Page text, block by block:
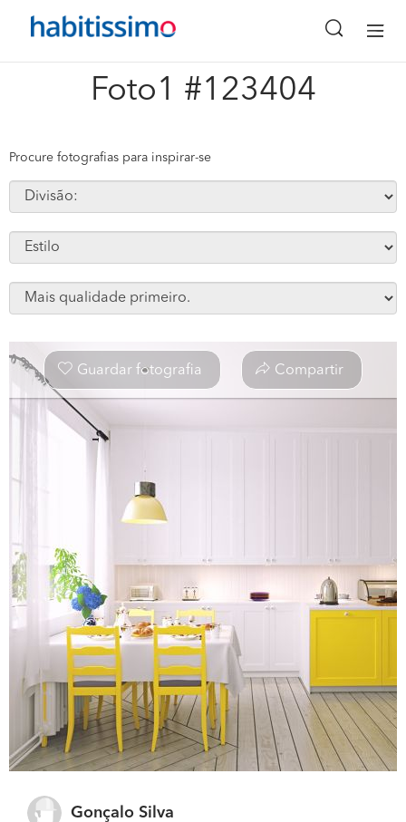
Foto1 #123404
x
Procure fotografias para inspirar-se
Guardar fotografia Compartir
Gonçalo Silva